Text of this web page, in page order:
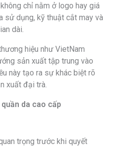
chỉ nằm ở logo hay giá
sử dụng, kỹ thuật cắt may và
dài.
hiệu như VietNam
sản xuất tập trung vào
này tạo ra sự khác biệt rõ
xuất đại trà.
da cao cấp
trọng trước khi quyết